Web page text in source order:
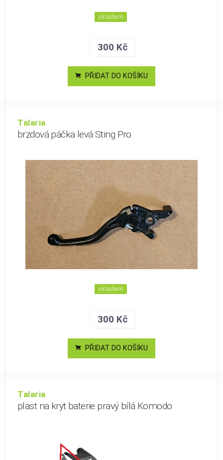
skladem
300 Kč
PŘIDAT DO KOŠÍKU
Talaria
brzdová páčka levá Sting Pro
skladem
300 Kč
PŘIDAT DO KOŠÍKU
Talaria
plast na kryt baterie pravý bílá Komodo